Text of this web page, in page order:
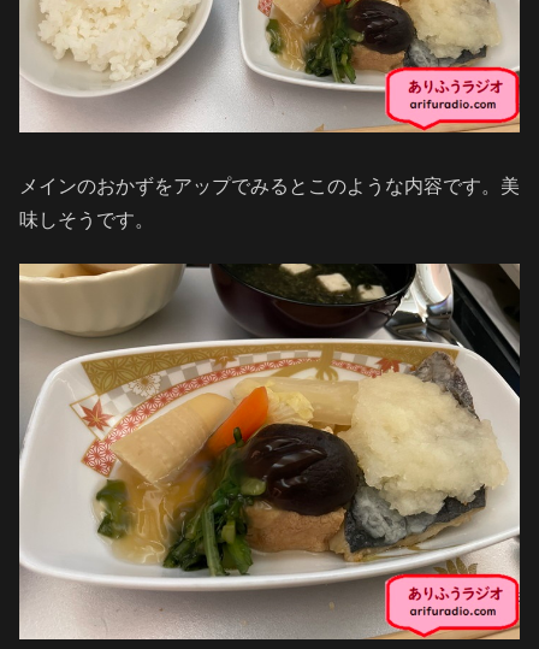
メインのおかずをアップでみるとこのような内容です。美
味しそうです。